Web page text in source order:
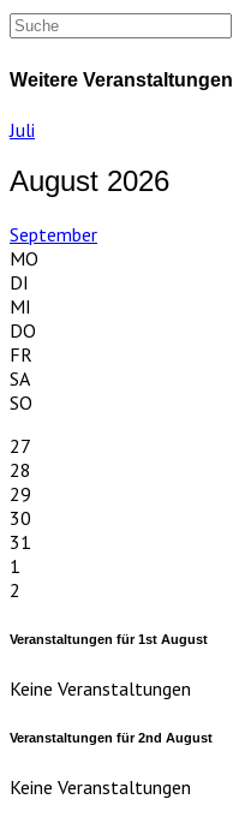
Weitere Veranstaltungen
Juli
August 2026
September
MO
DI
MI
DO
FR
SA
SO
27
28
29
30
31
1
2
Veranstaltungen für1st August
Keine Veranstaltungen
Veranstaltungen für2nd August
Keine Veranstaltungen